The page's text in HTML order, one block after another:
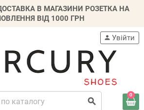
В МАГАЗИНИ РОЗЕТКА НА
ВІД 1000 ГРН
search
person Увійти
0